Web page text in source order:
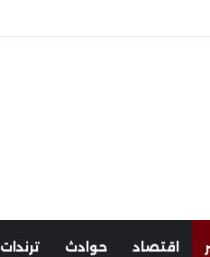
اقتصاد حوادث ترندات